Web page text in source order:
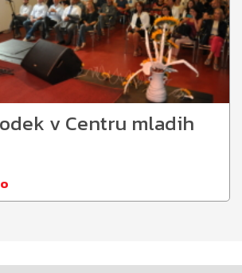
v Centru mladih